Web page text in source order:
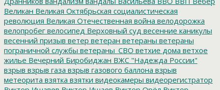
Великан Великая Октябрьская социалистическая
революция Великая Отечественная война велодорожка
велопробег велосипед Верховный суд весенние каникулы
весенний призыв ветер ветеран ветераны ветераны
пограничной службы ветераны_СВО ветхие дома ветхое
жилье Вечерний Биробиджан ВЖС "Надежда России"
взрыв взрыв газа взрыв газового баллона взрыв
метеорита взятка взятки видеокамеры видеорегистратор